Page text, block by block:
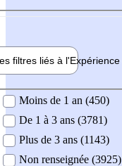
filtres liés à l'Expérience
demandée
Moins de 1 an (450)
De 1 à 3 ans (3781)
Plus de 3 ans (1143)
Non renseignée (3925)